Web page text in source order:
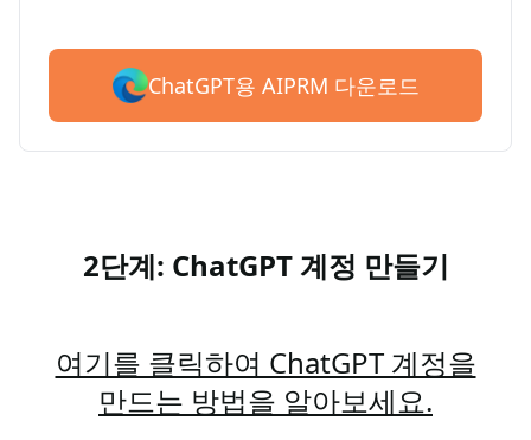
ChatGPT용 AIPRM 다운로드
2단계: ChatGPT 계정 만들기
여기를 클릭하여 ChatGPT 계정을
만드는 방법을 알아보세요.